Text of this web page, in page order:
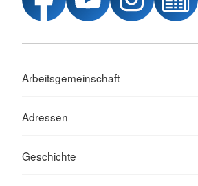
Arbeitsgemeinschaft
Adressen
Geschichte